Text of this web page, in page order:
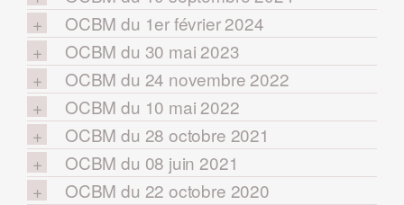
OCBM du 1er février 2024
OCBM du 30 mai 2023
OCBM du 24 novembre 2022
OCBM du 10 mai 2022
OCBM du 28 octobre 2021
OCBM du 08 juin 2021
OCBM du 22 octobre 2020